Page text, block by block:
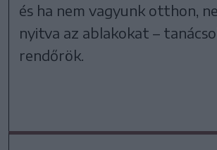
és ha nem vagyunk otthon,
nyitva az ablakokat –
rendőrök.